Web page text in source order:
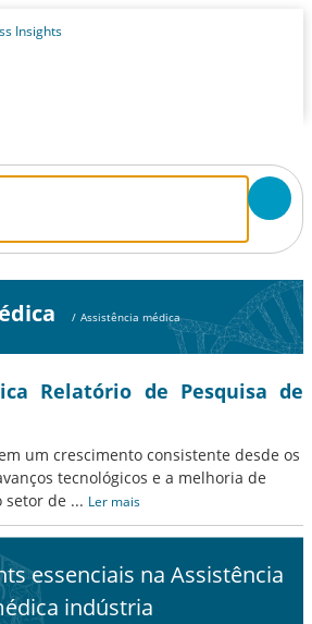
/ Assistência médica
Relatório de Pesquisa de
um crescimento consistente desde os
tecnológicos e a melhoria de
setor de ... Ler mais
essenciais na Assistência
indústria